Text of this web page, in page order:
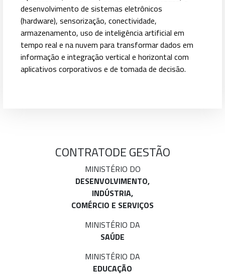
desenvolvimento de sistemas eletrônicos
(hardware), sensorização, conectividade,
armazenamento, uso de inteligência artificial em
tempo real e na nuvem para transformar dados em
informação e integração vertical e horizontal com
aplicativos corporativos e de tomada de decisão.
CONTRATODE GESTÃO
MINISTÉRIO DO
DESENVOLVIMENTO,
INDÚSTRIA,
COMÉRCIO E SERVIÇOS
MINISTÉRIO DA
SAÚDE
MINISTÉRIO DA
EDUCAÇÃO